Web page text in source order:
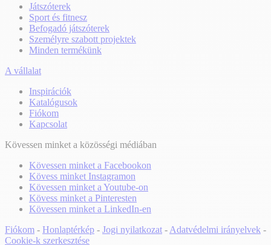
Játszóterek
Sport és fitnesz
Befogadó játszóterek
Személyre szabott projektek
Minden termékünk
A vállalat
Inspirációk
Katalógusok
Fiókom
Kapcsolat
Kövessen minket a közösségi médiában
Kövessen minket a Facebookon
Kövess minket Instagramon
Kövessen minket a Youtube-on
Kövess minket a Pinteresten
Kövessen minket a LinkedIn-en
Fiókom - Honlaptérkép - Jogi nyilatkozat - Adatvédelmi irányelvek -
Cookie-k szerkesztése